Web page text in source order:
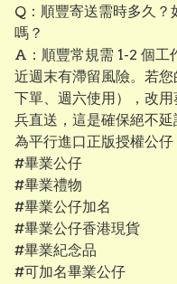
​Q：順豐寄送需時多久？
嗎？
A：順豐常規需 1-2 個工
近週末有滯留風險。若
下單、週六使用），改
兵直送，這是確保絕不
為平行進口正版授權公仔
#畢業公仔
#畢業禮物
#畢業公仔加名
#畢業公仔香港現貨
#畢業紀念品
#可加名畢業公仔